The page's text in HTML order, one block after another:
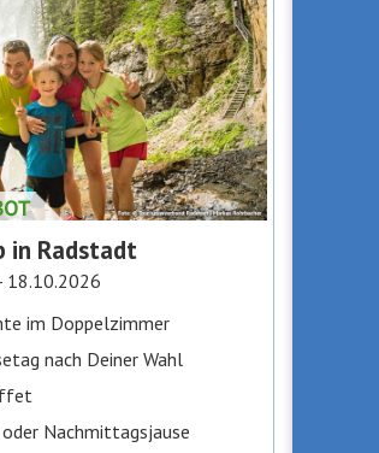
in Radstadt
18.10.2026
im Doppelzimmer
nach Deiner Wahl
Nachmittagsjause